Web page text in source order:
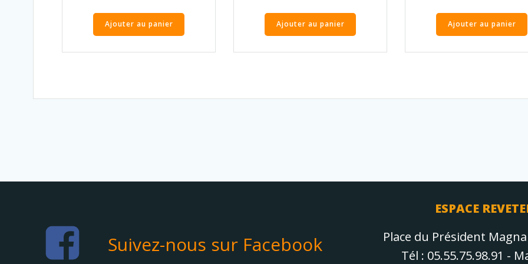
Ajouter au panier Ajouter au panier Ajouter au panier
Suivez-nous sur Facebook
ESPACE
Place du Président
Tél : 05.55.75.98.91 -